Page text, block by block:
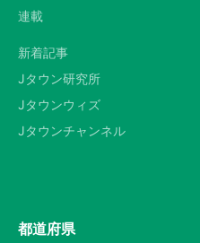
連載
新着記事
Jタウン研究所
Jタウンウィズ
Jタウンチャンネル
都道府県